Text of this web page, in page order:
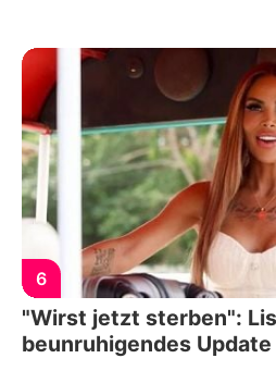
6
"Wirst jetzt sterben":
beunruhigendes Update